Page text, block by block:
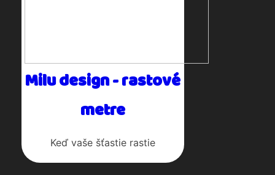
Milu design - rastové
metre
Keď vaše šťastie rastie